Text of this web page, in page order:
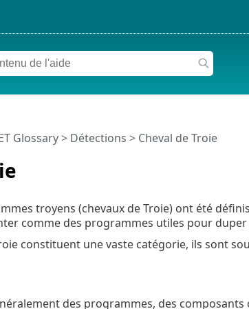
Glossary> Détections > Cheval de Troie
troyens (chevaux de Troie) ont été
comme des programmes utiles pour
constituent une vaste catégorie, ils sont
des programmes, des